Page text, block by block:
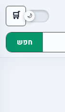
🛒
חפש